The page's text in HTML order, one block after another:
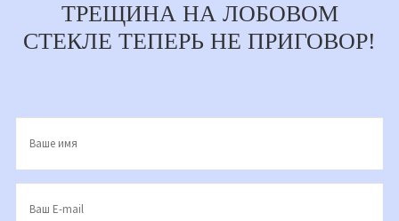
ТРЕЩИНА НА ЛОБОВОМ
СТЕКЛЕ ТЕПЕРЬ НЕ ПРИГОВОР!